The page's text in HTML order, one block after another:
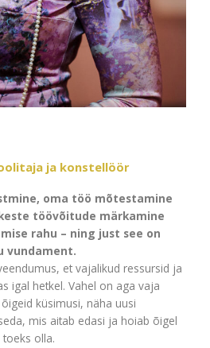
ja konstellöör
oma töö mõtestamine
töövõitude märkamine
rahu – ning just see on
vundament.
et vajalikud ressursid ja
igal hetkel. Vahel on aga vaja
küsimusi, näha uusi
mis aitab edasi ja hoiab õigel
toeks olla.